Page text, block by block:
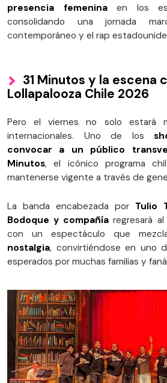
presencia femeninaen los
consolidando una jornada
contemporáneo y el rap
31 Minutos y la escena
Lollapalooza Chile 2026
Pero el viernes no solo estará
internacionales. Uno de los
convocar a un público
Minutos, el icónico programa
mantenerse vigente a través de
La banda encabezada por Tulio
Bodoque y compañía regresará
con un espectáculo que
nostalgia, convirtiéndose en uno
esperados por muchas familias y